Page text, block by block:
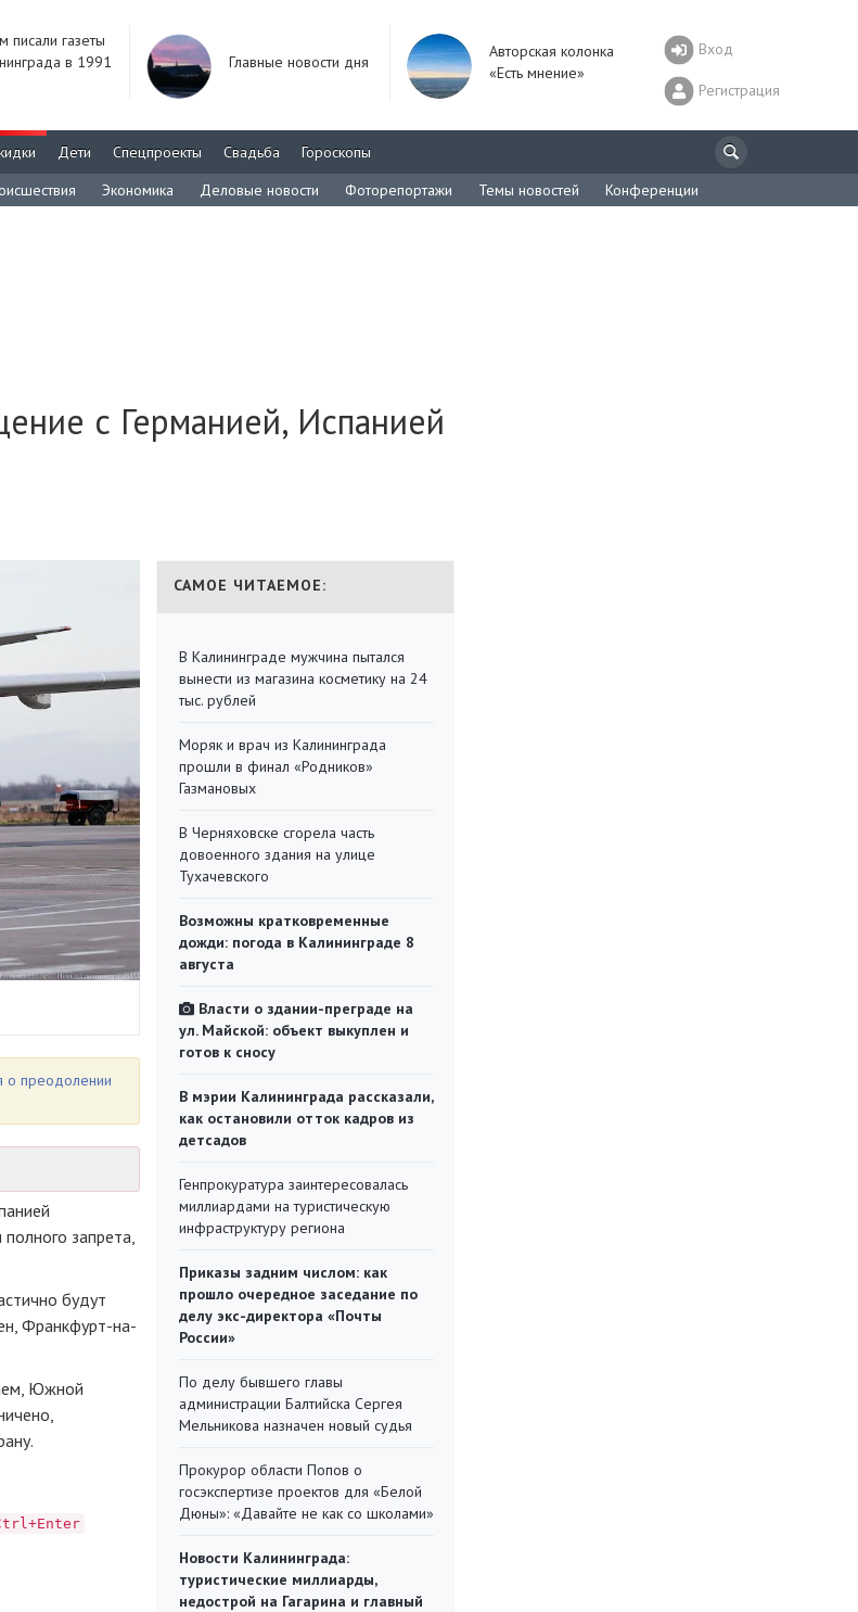
писали газеты
в 1991
Главные новости дня
Авторская колонка
«Есть мнение»
Вход
Регистрация
Дети Спецпроекты Свадьба
Гороскопы
Экономика Деловые новости Фоторепортажи Темы новостей Конференции
с Германией, Испанией
о преодолении
запрета,
будут
Франкфурт-на-
Южной
САМОЕ ЧИТАЕМОЕ:
В Калининграде мужчина пытался
вынести из магазина косметику на 24
тыс. рублей
Моряк и врач из Калининграда
прошли в финал «Родников»
Газмановых
В Черняховске сгорела часть
довоенного здания на улице
Тухачевского
Возможны кратковременные
дожди: погода в Калининграде 8
августа
Власти о здании-преграде на
ул. Майской: объект выкуплен и
готов к сносу
В мэрии Калининграда рассказали,
как остановили отток кадров из
детсадов
Генпрокуратура заинтересовалась
миллиардами на туристическую
инфраструктуру региона
Приказы задним числом: как
прошло очередное заседание по
делу экс-директора «Почты
России»
По делу бывшего главы
администрации Балтийска Сергея
Мельникова назначен новый судья
Прокурор области Попов о
госэкспертизе проектов для «Белой
Дюны»: «Давайте не как со школами»
Новости Калининграда:
туристические миллиарды,
недострой на Гагарина и главный